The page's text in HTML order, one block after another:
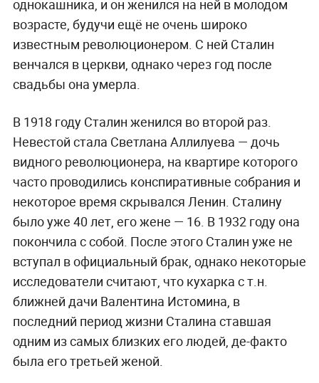
однокашника, и он женился на ней в молодом
возрасте, будучи ещё не очень широко
известным революционером. С ней Сталин
венчался в церкви, однако через год после
свадьбы она умерла.
В 1918 году Сталин женился во второй раз.
Невестой стала Светлана Аллилуева — дочь
видного революционера, на квартире которого
часто проводились конспиративные собрания и
некоторое время скрывался Ленин. Сталину
было уже 40 лет, его жене — 16. В 1932 году она
покончила с собой. После этого Сталин уже не
вступал в официальный брак, однако некоторые
исследователи считают, что кухарка с т.н.
ближней дачи Валентина Истомина, в
последний период жизни Сталина ставшая
одним из самых близких его людей, де-факто
была его третьей женой.